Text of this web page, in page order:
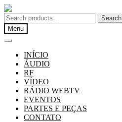
Pular
para
navegação
Pular
para
o
conteúdo
Search
for:
Search
Menu
INÍCIO
ÁUDIO
RF
VÍDEO
RÁDIO WEBTV
EVENTOS
PARTES E PEÇAS
CONTATO